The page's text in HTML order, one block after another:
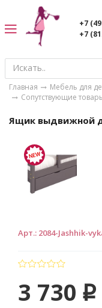
+7
+7
Главная
Мебель для
Сопутствующие
Ящик выдвижной
Арт.: 2084-Jashhik-
3 730 p